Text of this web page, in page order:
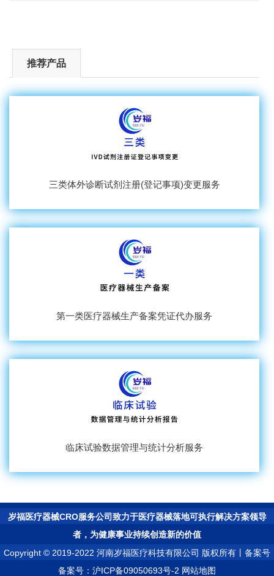
推荐产品
三类体外诊断试剂注册(登记事项)变更服务
第一类医疗器械生产备案凭证代办服务
临床试验数据管理与统计分析服务
岁福医疗器械CRO服务公司致力于医疗器械落地可执行解决方案领导
者，为健康事业持续创造新的价值
Copyright © 2019-2022 河南岁福医疗科技有限公司 版权所有丨备案号
备案号：沪ICP备09050693号-2 网站地图